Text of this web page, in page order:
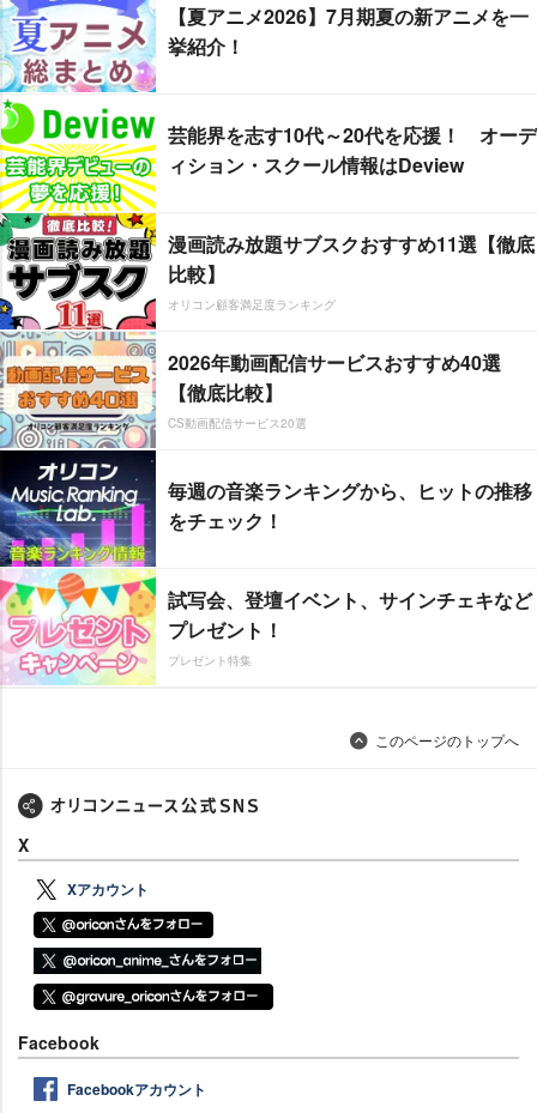
【夏アニメ2026】7月期夏の新アニメを一
挙紹介！
芸能界を志す10代～20代を応援！ オーデ
ィション・スクール情報はDeview
漫画読み放題サブスクおすすめ11選【徹底
比較】
オリコン顧客満足度ランキング
2026年動画配信サービスおすすめ40選
【徹底比較】
CS動画配信サービス20選
毎週の音楽ランキングから、ヒットの推移
をチェック！
試写会、登壇イベント、サインチェキなど
プレゼント！
プレゼント特集
このページのトップへ
X
Xアカウント
Facebook
Facebookアカウント